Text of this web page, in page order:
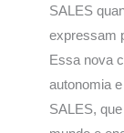
SALES
expressam
Essa nova
autonomia
SALES,